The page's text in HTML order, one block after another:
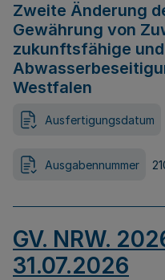
Zweite Änderung
Gewährung von
zukunftsfähige
Westfalen
Ausfertigungsdatum
Ausgabennummer
GV. NRW.
31.07.2026